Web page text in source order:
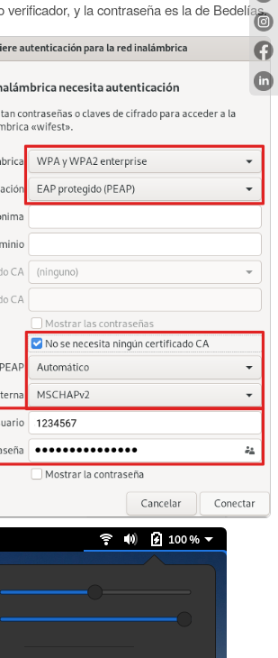
verificador, y la contraseña es la de Bedelías.